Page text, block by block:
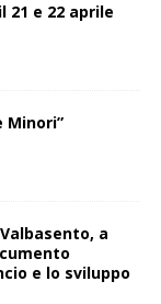
21 e 22 aprile
Minori”
a
e lo sviluppo